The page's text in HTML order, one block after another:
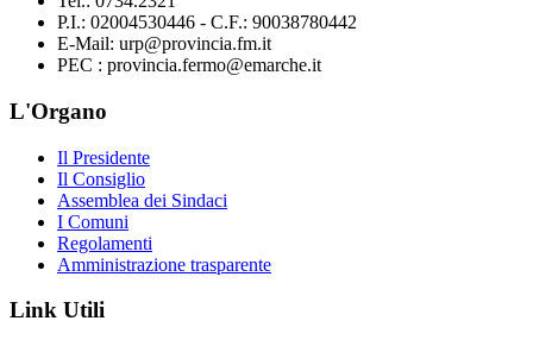
P.I.: 02004530446 - C.F.: 90038780442
E-Mail: urp@provincia.fm.it
PEC : provincia.fermo@emarche.it
L'Organo
Il Presidente
Il Consiglio
Assemblea dei Sindaci
I Comuni
Regolamenti
Amministrazione trasparente
Link Utili